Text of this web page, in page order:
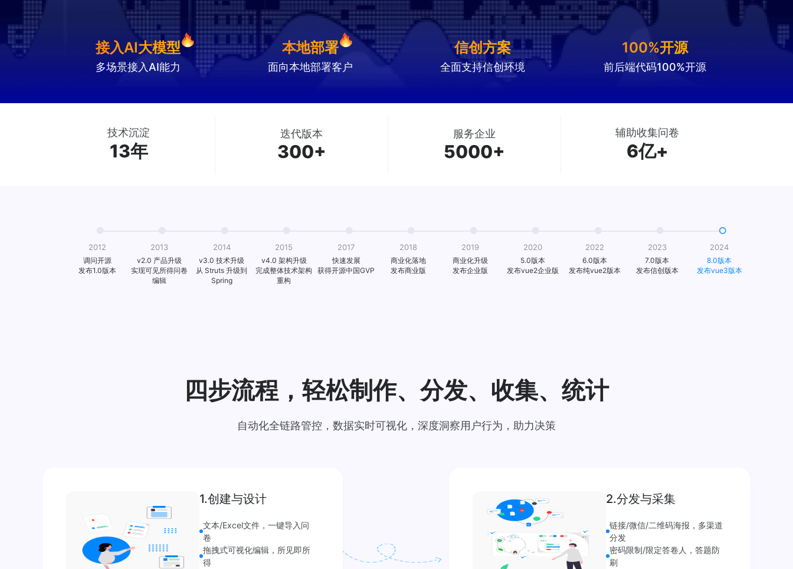
接入AI大模型
多场景接入AI能力
本地部署
面向本地部署客户
信创方案
全面支持信创环境
100%开源
前后端代码100%开源
技术沉淀
13年
迭代版本
300+
服务企业
5000+
辅助收集问卷
6亿+
调问开源
发布1.0版本
2012
v2.0 产品升级
实现可见所得问卷
编辑
2013
v3.0 技术升级
从 Struts 升级到
Spring
2014
v4.0 架构升级
完成整体技术架构
重构
2015
快速发展
获得开源中国GVP
2017
商业化落地
发布商业版
2018
商业化升级
发布企业版
2019
5.0版本
发布vue2企业版
2020
6.0版本
发布纯vue2版本
2022
7.0版本
发布信创版本
2023
8.0版本
发布vue3版本
2024
四步流程，轻松制作、分发、收集、统计
自动化全链路管控，数据实时可视化，深度洞察用户行为，助力决策
1.创建与设计
文本/Excel文件，一键导入问
卷
拖拽式可视化编辑，所见即所
得
2.分发与采集
链接/微信/二维码海报，多渠道
分发
密码限制/限定答卷人，答题防
刷